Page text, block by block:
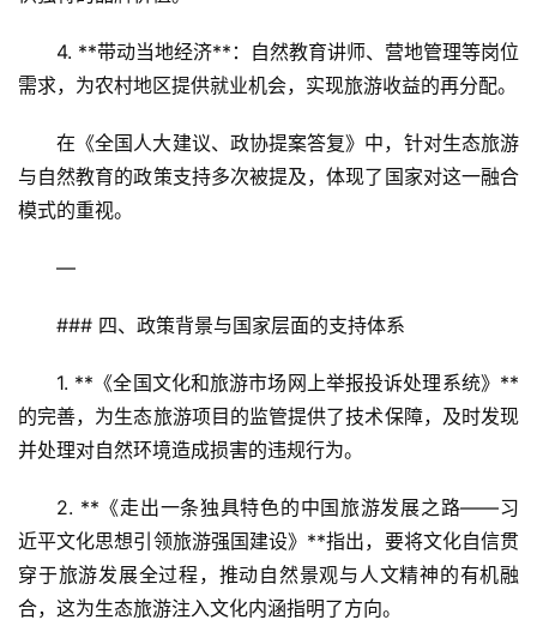
4. **带动当地经济**：自然教育讲师、营地管理等岗位
需求，为农村地区提供就业机会，实现旅游收益的再分配。
在《全国人大建议、政协提案答复》中，针对生态旅游
与自然教育的政策支持多次被提及，体现了国家对这一融合
模式的重视。
—
### 四、政策背景与国家层面的支持体系
1. **《全国文化和旅游市场网上举报投诉处理系统》**
的完善，为生态旅游项目的监管提供了技术保障，及时发现
并处理对自然环境造成损害的违规行为。
2. **《走出一条独具特色的中国旅游发展之路——习
近平文化思想引领旅游强国建设》**指出，要将文化自信贯
穿于旅游发展全过程，推动自然景观与人文精神的有机融
合，这为生态旅游注入文化内涵指明了方向。